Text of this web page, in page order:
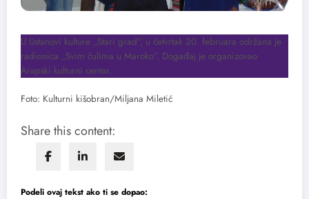
U Ustanovi kulture „Stari grad“, u četvrtak 20. februara održana je
radionica „Svim čulima u Maroko“. Događaj je organizovao
Arapski kulturni centar.
Foto: Kulturni kišobran/Miljana Miletić
Share this content:
Podeli ovaj tekst ako ti se dopao: